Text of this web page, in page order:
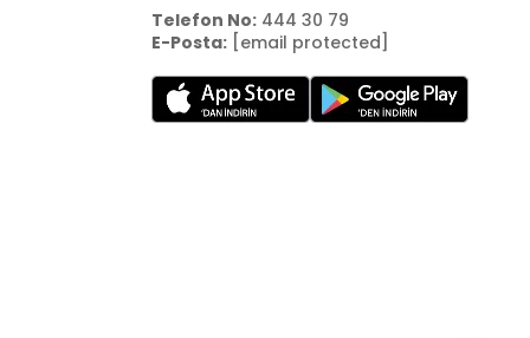
Telefon No:444 30 79
E-Posta: [email protected]